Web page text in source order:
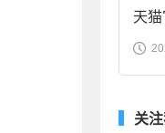
天
皂2
关注